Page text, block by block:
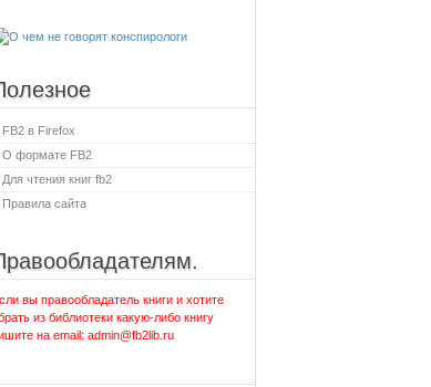
FB2 в Firefox
О формате FB2
Для чтения книг fb2
Правила сайта
вы правообладатель книги и хотите
из библиотеки какую-либо книгу
на email: admin@fb2lib.ru